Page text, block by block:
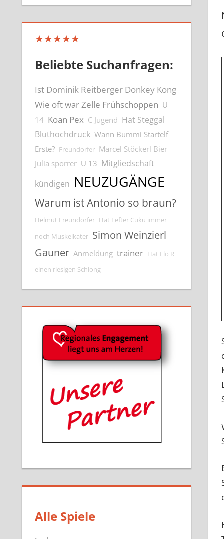
★★★★★
Beliebte Suchanfragen:
Ist Dominik Reitberger Donkey Kong
Wie oft war Zelle Frühschoppen U
14 Koan Pex C Jugend Hat Steggal
Bluthochdruck Wann Bummi Startelf
Erste? Freundorfer Marcel Stöckerl Bier
Julia sporrer U 13 Mitgliedschaft
kündigen NEUZUGÄNGE
Warum ist Antonio so braun?
Helmut Freundorfer Hat Lefter Cuku immer
noch Muskelkater Simon Weinzierl
Gauner Anmeldung trainer Hat Flo R
einen riesigen Schlong
Alle Spiele